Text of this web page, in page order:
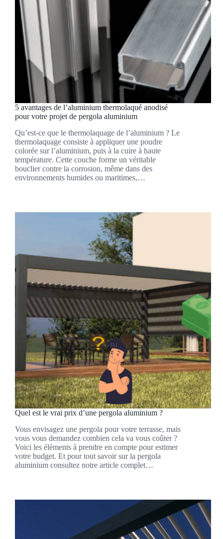
5 avantages de l’aluminium thermolaqué anodisé
pour votre projet de pergola aluminium
Qu’est-ce que le thermolaquage de l’aluminium ? Le
thermolaquage consiste à appliquer une poudre
colorée sur l’aluminium, puis à la cuire à haute
température. Cette couche forme un véritable
bouclier contre la corrosion, même dans des
environnements humides ou maritimes,…
Quel est le vrai prix d’une pergola aluminium ?
Vous envisagez une pergola pour votre terrasse, mais
vous vous demandez combien cela va vous coûter ?
Voici les éléments à prendre en compte pour estimer
votre budget. Et pour tout savoir sur la pergola
aluminium consultez notre article complet…